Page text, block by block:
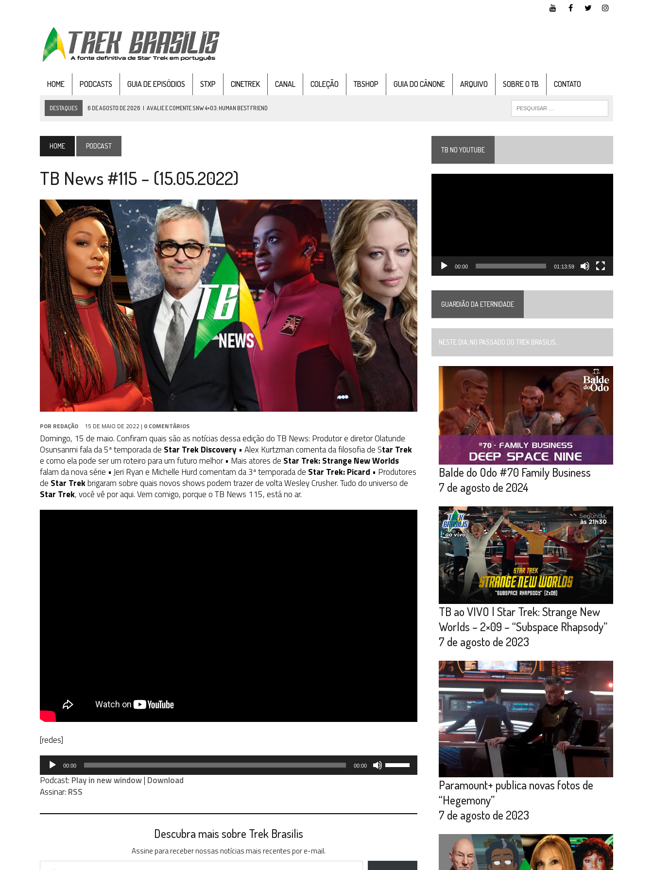
HOME PODCASTS GUIA DE EPISÓDIOS STXP CINETREK CANAL COLEÇÃO TBSHOP GUIA DO CÂNONE ARQUIVO SOBRE O TB CONTATO
DESTAQUES 6 DE AGOSTO DE 2026 | AVALIE E COMENTE SNW 4×03: HUMAN BEST FRIEND
3 DE AGOSTO DE 2026 | VEJA FOTOS DO TERCEIRO EPISÓDIO DA 4ª TEMPORADA DE STRANGE NEW WORDS
3 DE AGOSTO DE 2026 PARAMOUNT E CBS DERRUBAM NOVO VÍDEO DO FILME DE FÃS AXANAR HORAS APÓS ESTREIA
1 DE AGOSTO DE 2026 ELENCO DE STRANGE NEW WORLDS ENCARA O FIM DE UMA ERA NA SDCC
31 DE JULHO DE 2026 | GRANDES JORNADAS | QUATRO EPISÓDIOS DE STAR TREK SOBRE DIFERENTES PONTOS DE VISTA
31 DE JULHO DE 2026 | BOX DELUXE DO ANO 5 DACOLEÇÃO TREK BRASILIS JÁ DISPONÍVEL EM PRÉ-VENDA!
6 DE AGOSTO DE 2026 | NOVA TEMPORADA DETHE CENTER SEAT, SÉRIE DOCUMENTAL DESTAR TREK , CHEGA EM 8 DE SETEMBRO
HOME PODCAST
TB News #115 – (15.05.2022)
POR REDAÇÃO 15 DE MAIO DE 2022 | 0 COMENTÁRIOS
Domingo, 15 de maio. Confiram quais são as notícias dessa edição do TB News: Produtor e diretor Olatunde
Osunsanmi fala da 5ª temporada de Star Trek Discovery • Alex Kurtzman comenta da filosofia de Star Trek
e como ela pode ser um roteiro para um futuro melhor • Mais atores de Star Trek: Strange New Worlds
falam da nova série • Jeri Ryan e Michelle Hurd comentam da 3ª temporada de Star Trek: Picard • Produtores
de Star Trekbrigaram sobre quais novos shows podem trazer de volta Wesley Crusher. Tudo do universo de
Star Trek, você vê por aqui. Vem comigo, porque o TB News 115, está no ar.
[redes]
Tocador
áudio
00:00 00:00
ou
aumentar
Podcast: Play in new window| Download
Assinar: RSS
Descubra mais sobre Trek Brasilis
Assine para receber nossas notícias mais recentes por e-mail.
Digite seu e-mail…
TB NO YOUTUBE
00:00 01:13:59
GUARDIÃO DA ETERNIDADE
NESTE DIA, NO PASSADO DO TREK BRASILIS...
Balde do Odo #70 Family Business
7 de agosto de 2024
TB ao VIVO | Star Trek: Strange New
Worlds – 2×09 – “Subspace Rhapsody”
7 de agosto de 2023
Paramount+ publica novas fotos de
“Hegemony”
7 de agosto de 2023